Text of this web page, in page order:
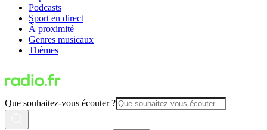
Podcasts
Sport en direct
À proximité
Genres musicaux
Thèmes
Que souhaitez-vous écouter ?